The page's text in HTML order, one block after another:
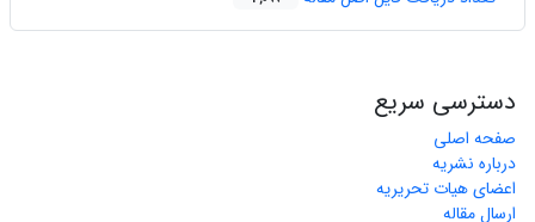
دسترسی سریع
صفحه اصلی
درباره نشریه
اعضای هیات تحریریه
ارسال مقاله